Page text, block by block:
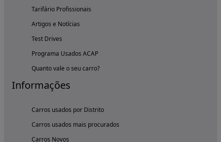
Tarifário Profissionais
Artigos e Notícias
Test Drives
Programa Usados ACAP
Quanto vale o seu carro?
Informações
Carros usados por Distrito
Carros usados mais procurados
Carros Novos